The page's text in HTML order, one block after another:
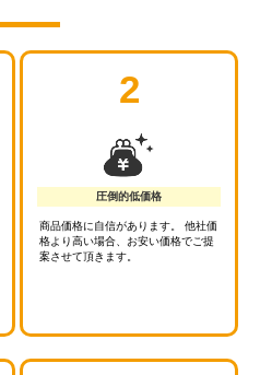
2
圧倒的低価格
商品価格に自信があります。 他社価
格より高い場合、お安い価格でご提
案させて頂きます。